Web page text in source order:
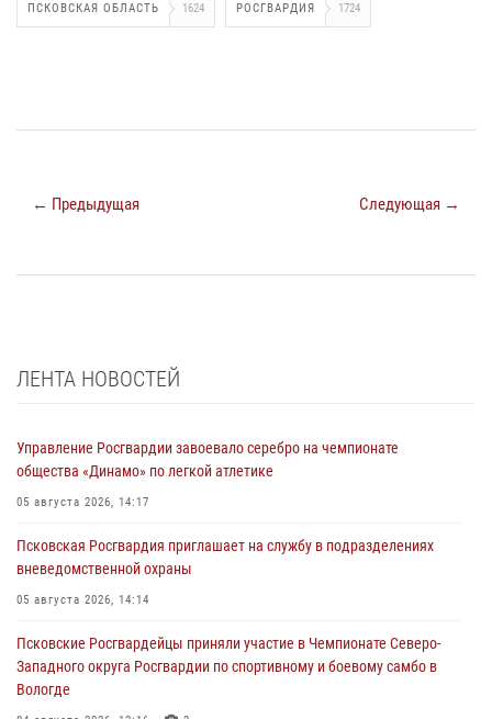
ПСКОВСКАЯ ОБЛАСТЬ 1624 РОСГВАРДИЯ 1724
← Предыдущая Следующая →
ЛЕНТА НОВОСТЕЙ
Управление Росгвардии завоевало серебро на чемпионате
общества «Динамо» по легкой атлетике
05 августа 2026, 14:17
Псковская Росгвардия приглашает на службу в подразделениях
вневедомственной охраны
05 августа 2026, 14:14
Псковские Росгвардейцы приняли участие в Чемпионате Северо-
Западного округа Росгвардии по спортивному и боевому самбо в
Вологде